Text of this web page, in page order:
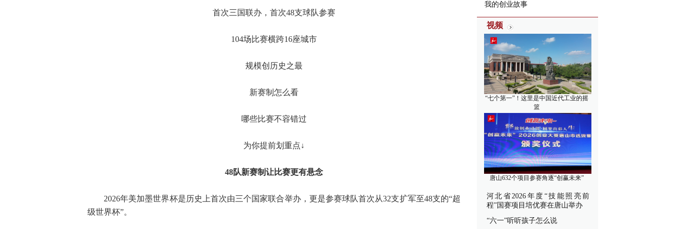
首次三国联办，首次48支球队参赛
104场比赛横跨16座城市
规模创历史之最
新赛制怎么看
哪些比赛不容错过
为你提前划重点↓
48队新赛制让比赛更有悬念
2026年美加墨世界杯是历史上首次由三个国家联合举办，更是参赛球队首次从32支扩军至48支的“超
级世界杯”。
我的创业故事
视频
“七个第一”！这里是中国近代工业的摇
篮
唐山632个项目参赛角逐“创赢未来”
河北省2026年度“技能照亮前
程”国赛项目培优赛在唐山举办
“六一”听听孩子怎么说